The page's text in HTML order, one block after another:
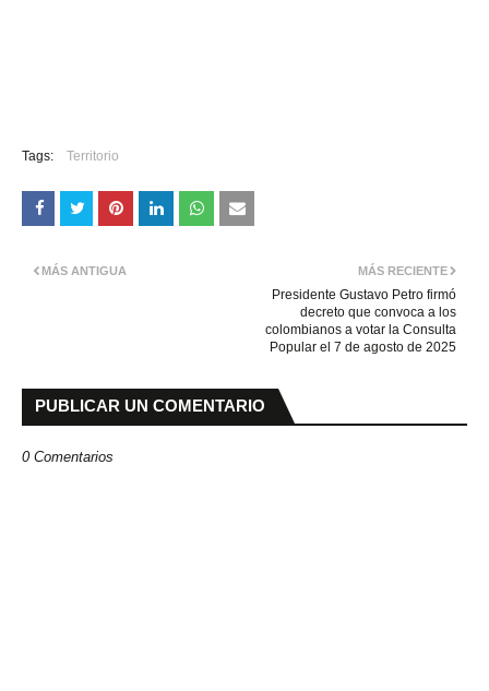
Tags: Territorio
MÁS RECIENTE
Presidente Gustavo Petro firmó
decreto que convoca a los
colombianos a votar la Consulta
Popular el 7 de agosto de 2025
MÁS ANTIGUA
PUBLICAR UN COMENTARIO
0 Comentarios